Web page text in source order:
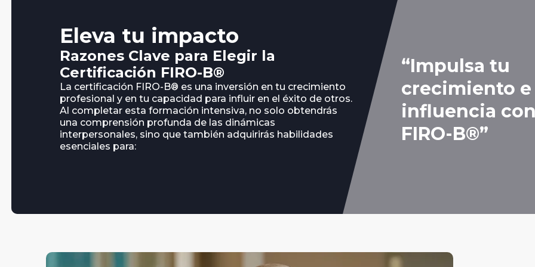
Eleva tu impacto
Razones Clave para Elegir la
Certificación FIRO-B®
La certificación FIRO-B® es una inversión en tu crecimiento
profesional y en tu capacidad para influir en el éxito de otros.
Al completar esta formación intensiva, no solo obtendrás
una comprensión profunda de las dinámicas
interpersonales, sino que también adquirirás habilidades
esenciales para:
“Impulsa tu
crecimiento e
influencia
FIRO-B®”